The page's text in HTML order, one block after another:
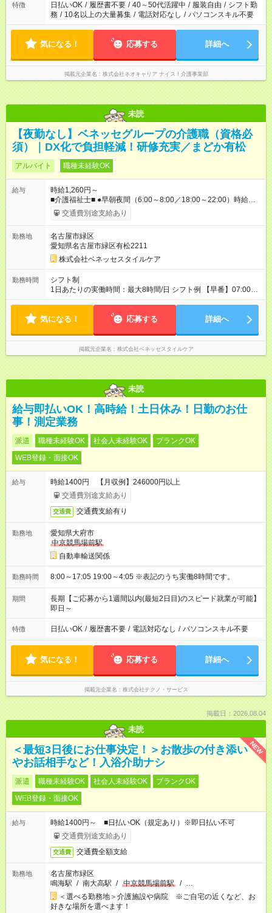
特徴 日払いOK / 履歴書不要 / 40～50代活躍中 / 服装自由 / シフト勤
務 / 10名以上の大量募集 / 電話対応なし / パソコンスキル不要
気になる！ 応募する 詳細へ
掲載元企業名 株式会社ネオキャリア ナイス！介護事業部
未読
【夜勤なし】ベネッセグループの介護職（資格必
須）｜DX化で負担軽減！研修充実／まどか有松
アルバイト 職種未経験OK
給与
時給1,260円～
■介護福祉士■ ●早朝夜間（6:00～8:00／18:00～22:00）時給：
1460円～ ●日中帯（8:00～18:00）時給：1360円～ ■初任者研修
■ ●早朝夜間（6:00～8:00／18:00～22:00）時給：1360円～ ●日
た場合は手当支給（1資格につき、60円／時） 【試用期間】試
用期間なし
交通費別途支給あり
勤務地
名古屋市緑区
愛知県名古屋市緑区有松2211
株式会社ベネッセスタイルケア
勤務時間
シフト制
1日あたりの実働時間：最大8時間/日 シフト例 【早番】07:00～
16:00 【日勤】08:00～17:00／09:00～18:00 【遅番】11:00～
す。 詳細の勤務時間についてはお問合せください。 ※実働8時
気になる！ 応募する 詳細へ
掲載元企業名 株式会社ベネッセスタイルケア
未読
給与即払いOK！高時給！土日休み！日勤のお仕
事！測定業務
派遣 職種未経験OK 社会人未経験OK
ブランクOK
WEB登録・面接OK
給与
時給1400円 【月収例】246000円以上
交通費別途支給あり
交通費 交通費支給有り
勤務地
愛知県大府市
中京競馬場前駅
自動車輸送関係
勤務時間 8:00～17:05 19:00～4:05 ※表記のうち実働8時間です。
期間
長期【ご応募から1週間以内(最短2日目)のスピード就業が可能】
即日～
特徴 日払いOK / 履歴書不要 / 電話対応なし / パソコンスキル不要
気になる！ 応募する 詳細へ
掲載元企業名 株式会社テクノ・サービス
掲載日：2026.08.04
未読
NEW
＜最短3日後にお仕事決定！＞お散歩の付き添い
やお話相手など！入浴介助ナシ
派遣 職種未経験OK 社会人未経験OK
ブランクOK
WEB登録・面接OK
給与
時給1400円～ ■日払いOK（規定あり）※即日払い不可
交通費別途支給あり
交通費 交通費全額支給
勤務地
名古屋市緑区
鳴海駅 / 南大高駅 / 中京競馬場前駅 / …
＜選べる勤務地＞介護施設や病院 ※ご自宅の近くなど、お
好きな場所を選べます！